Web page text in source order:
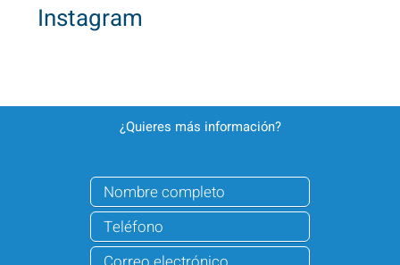
Instagram
¿Quieres más información?